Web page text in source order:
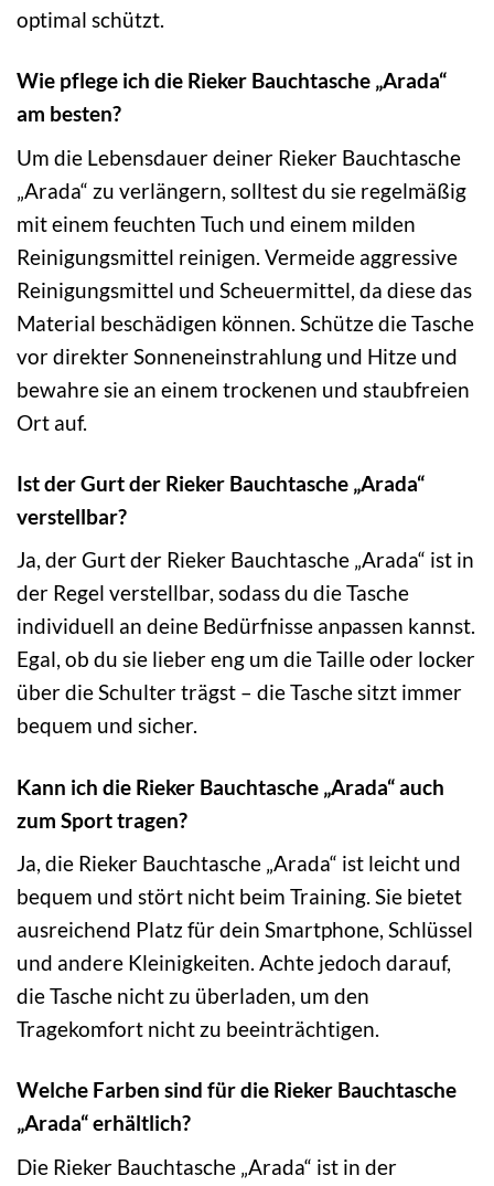
optimal schützt.
Wie pflege ich die Rieker Bauchtasche „Arada“
am besten?
Um die Lebensdauer deiner Rieker Bauchtasche
„Arada“ zu verlängern, solltest du sie regelmäßig
mit einem feuchten Tuch und einem milden
Reinigungsmittel reinigen. Vermeide aggressive
Reinigungsmittel und Scheuermittel, da diese das
Material beschädigen können. Schütze die Tasche
vor direkter Sonneneinstrahlung und Hitze und
bewahre sie an einem trockenen und staubfreien
Ort auf.
Ist der Gurt der Rieker Bauchtasche „Arada“
verstellbar?
Ja, der Gurt der Rieker Bauchtasche „Arada“ ist in
der Regel verstellbar, sodass du die Tasche
individuell an deine Bedürfnisse anpassen kannst.
Egal, ob du sie lieber eng um die Taille oder locker
über die Schulter trägst – die Tasche sitzt immer
bequem und sicher.
Kann ich die Rieker Bauchtasche „Arada“ auch
zum Sport tragen?
Ja, die Rieker Bauchtasche „Arada“ ist leicht und
bequem und stört nicht beim Training. Sie bietet
ausreichend Platz für dein Smartphone, Schlüssel
und andere Kleinigkeiten. Achte jedoch darauf,
die Tasche nicht zu überladen, um den
Tragekomfort nicht zu beeinträchtigen.
Welche Farben sind für die Rieker Bauchtasche
„Arada“ erhältlich?
Die Rieker Bauchtasche „Arada“ ist in der